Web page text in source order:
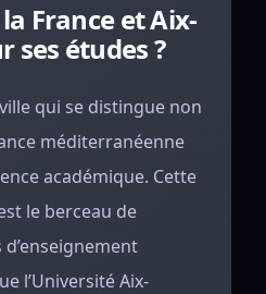
France et Aix-
ses études ?
qui se distingue non
méditerranéenne
académique. Cette
le berceau de
l’Université Aix-